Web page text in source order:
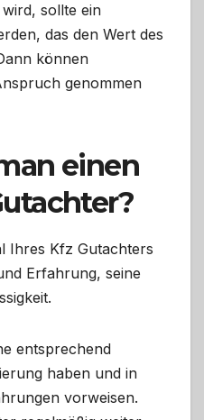
sollte ein
das den Wert des
können
genommen
einen
Ihres Kfz Gutachters
Erfahrung, seine
entsprechend
haben und in
vorweisen.